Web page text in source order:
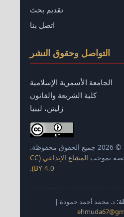
تقديم بحث
اتصل بنا
التواصل وحقوق النشر
الجامعة الأسمرية الإسلامية
كلية الشريعة والقانون
زليتن، ليبيا
© 2026 جميع الحقوق محفوظة.
بموجب
المشاع الإبداعي (CC
BY 4.0)
.
د. محمد أحمد حمودة |